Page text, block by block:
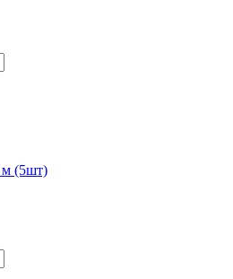
м (5шт)